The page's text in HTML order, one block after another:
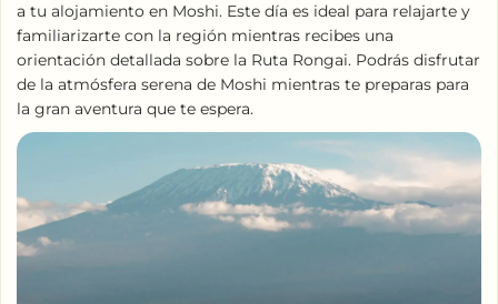
a tu alojamiento en Moshi. Este día es ideal para relajarte y
familiarizarte con la región mientras recibes una
orientación detallada sobre la Ruta Rongai. Podrás disfrutar
de la atmósfera serena de Moshi mientras te preparas para
la gran aventura que te espera.